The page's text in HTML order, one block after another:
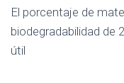
El porcentaje de
biodegradabilidad de
útil